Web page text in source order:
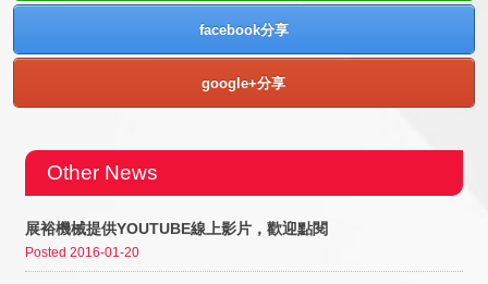
facebook分享
google+分享
Other News
展裕機械提供YOUTUBE線上影片，歡迎點閱
Posted 2016-01-20